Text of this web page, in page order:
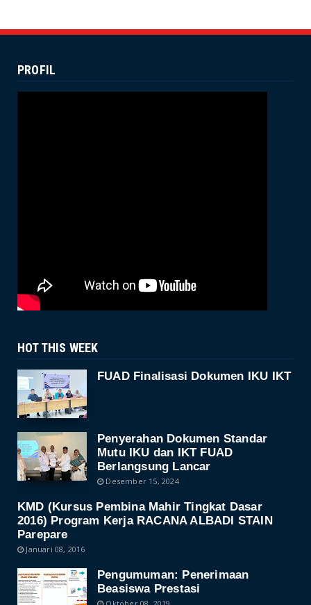
Dekan Fuad Pimpin Rapat Penyusunan
PROFIL
HOT THIS WEEK
FUAD Finalisasi Dokumen IKU IKT
Penyerahan Dokumen Standar
Mutu IKU dan IKT FUAD
Berlangsung Lancar
Desember 15, 2024
KMD (Kursus Pembina Mahir Tingkat Dasar
2016) Program Kerja RACANA ALBADI STAIN
Parepare
Januari 08, 2016
Pengumuman: Penerimaan
Beasiswa Prestasi